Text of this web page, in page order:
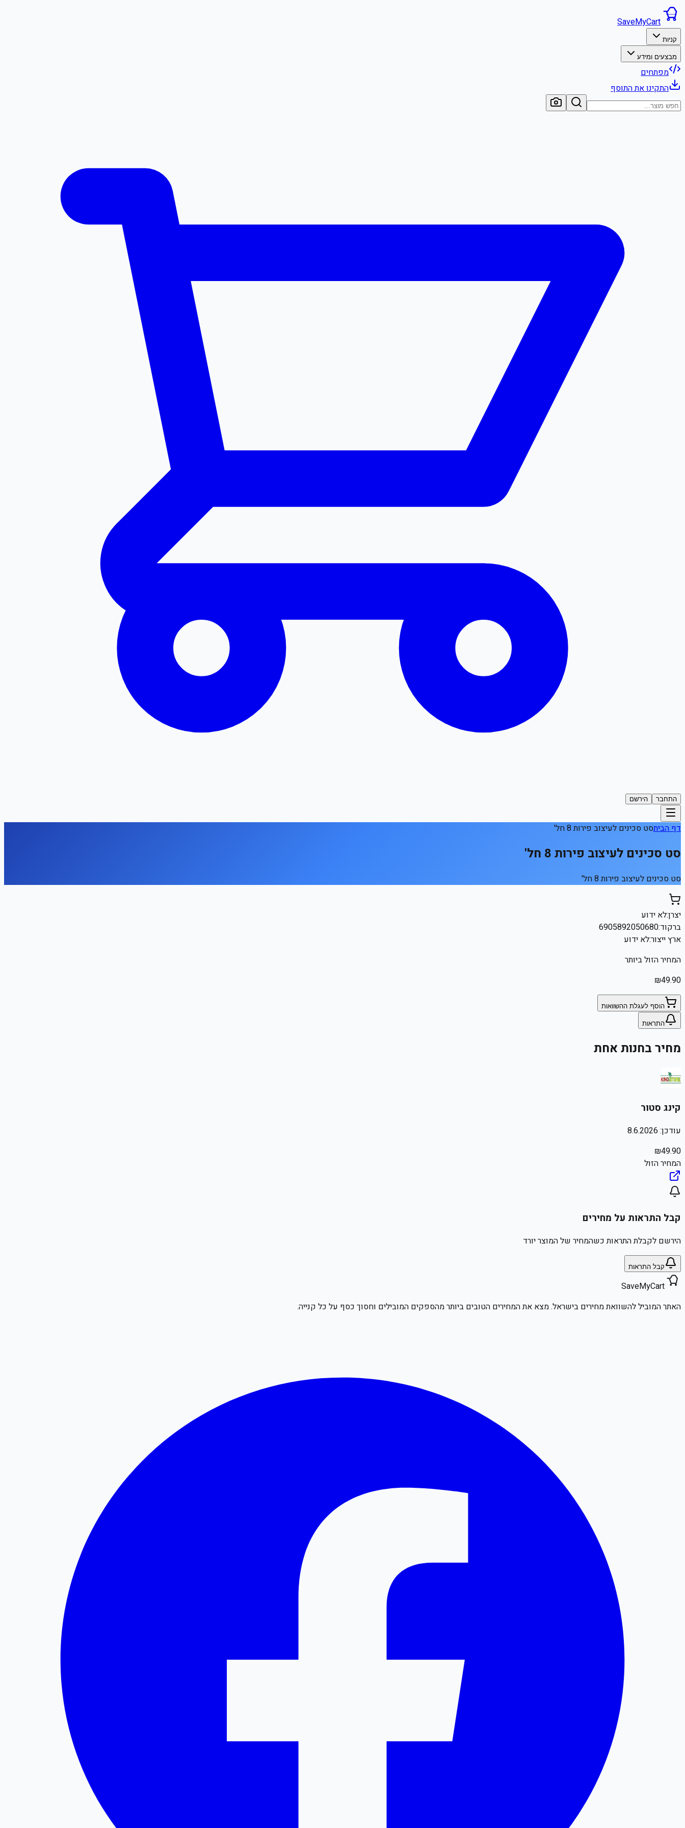
SaveMyCart
קניות
מבצעים ומידע
מפתחים
התקינו את התוסף
התחבר הירשם
דף הביתסט סכינים לעיצוב פירות 8 חל'
סט סכינים לעיצוב פירות 8 חל'
סט סכינים לעיצוב פירות 8 חל'
יצרן:לא ידוע
ברקוד:6905892050680
ארץ ייצור:לא ידוע
המחיר הזול ביותר
₪49.90
הוסף לעגלת ההשוואות
התראות
מחיר בחנות אחת
קינג סטור
עודכן: 8.6.2026
₪49.90
המחיר הזול
קבל התראות על מחירים
הירשם לקבלת התראות כשהמחיר של המוצר יורד
קבל התראות
SaveMyCart
האתר המוביל להשוואת מחירים בישראל. מצא את המחירים הטובים ביותר מהספקים המובילים וחסוך כסף על כל קנייה.